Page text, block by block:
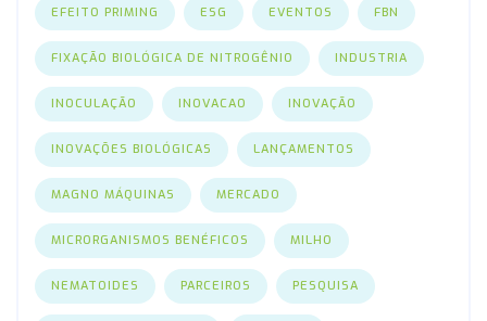
EFEITO PRIMING ESG EVENTOS FBN
FIXAÇÃO BIOLÓGICA DE NITROGÊNIO INDUSTRIA
INOCULAÇÃO INOVACAO INOVAÇÃO
INOVAÇÕES BIOLÓGICAS LANÇAMENTOS
MAGNO MÁQUINAS MERCADO
MICRORGANISMOS BENÉFICOS MILHO
NEMATOIDES PARCEIROS PESQUISA